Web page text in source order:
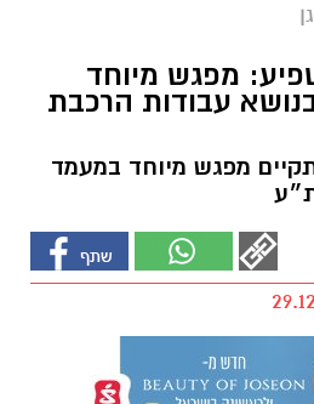
מפגש מיוחד
עבודות הרכבת
מפגש מיוחד במעמד